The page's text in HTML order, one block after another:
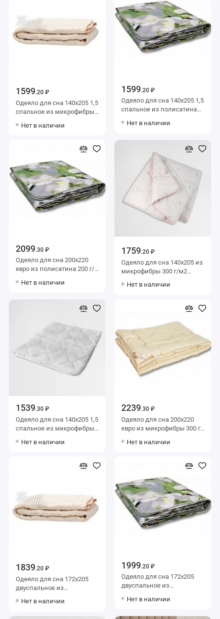
1599.20 ₽
Одеяло для сна 140х205 1,5
спальное из микрофибры
силиконизированное
Нет в наличии
1599.20 ₽
Одеяло для сна 140х205 1,5
спальное из полисатина
силиконизированное
Нет в наличии
2099.30 ₽
Одеяло для сна 200х220
евро из полисатина 200 г/
силиконизированное
Нет в наличии
1759.20 ₽
Одеяло для сна 140х205 из
микрофибры 300 г/м2
силиконизированное
Нет в наличии
1539.30 ₽
Одеяло для сна 140х205 1,5
спальное из микрофибры
силиконизированное
Нет в наличии
2239.30 ₽
Одеяло для сна 200х220
евро из микрофибры 300 г/
силиконизированное
Нет в наличии
1839.20 ₽
Одеяло для сна 172х205
двуспальное из
шерсть овечья,
Нет в наличии
1999.20 ₽
Одеяло для сна 172х205
двуспальное из
шерсть овечья,
Нет в наличии